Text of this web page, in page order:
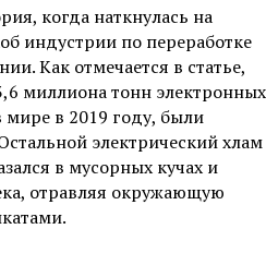
когда наткнулась на
индустрии по переработке
Как отмечается в статье,
миллиона тонн электронных
мире в 2019 году, были
электрический хлам
в мусорных кучах и
отравляя окружающую